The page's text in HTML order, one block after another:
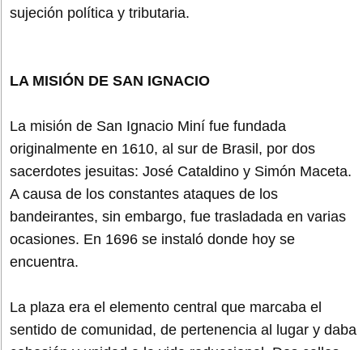
sujeción política y tributaria.
LA MISIÓN DE SAN IGNACIO
La misión de San Ignacio Miní fue fundada
originalmente en 1610, al sur de Brasil, por dos
sacerdotes jesuitas: José Cataldino y Simón Maceta.
A causa de los constantes ataques de los
bandeirantes, sin embargo, fue trasladada en varias
ocasiones. En 1696 se instaló donde hoy se
encuentra.
La plaza era el elemento central que marcaba el
sentido de comunidad, de pertenencia al lugar y daba